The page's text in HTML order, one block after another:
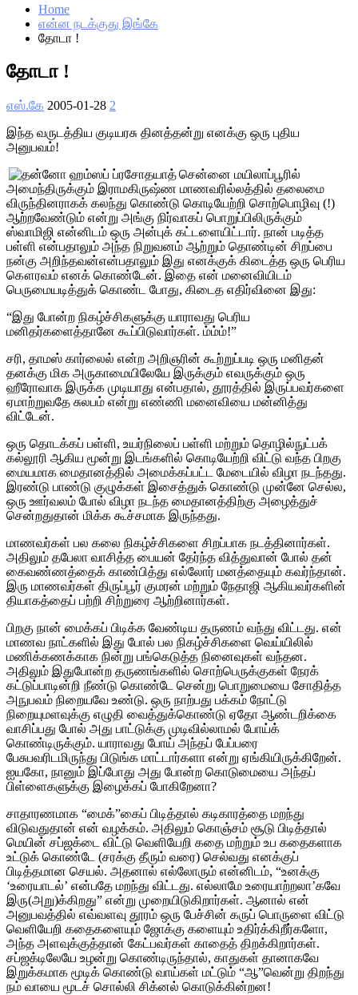
Home
என்ன நடக்குது இங்கே
தோடா !
தோடா !
எஸ்.கே 2005-01-28 2
இந்த வருடத்திய குடியரசு தினத்தன்று எனக்கு ஒரு புதிய
அனுபவம்!
சென்னை மயிலாப்பூரில்
அமைந்திருக்கும் இராமகிருஷ்ண மாணவரில்லத்தில் தலைமை
விருந்தினராகக் கலந்து கொண்டு கொடியேற்றி சொற்பொழிவு (!)
ஆற்றவேண்டும் என்று அங்கு நிர்வாகப் பொறுப்பிலிருக்கும்
ஸ்வாமிஜி என்னிடம் ஒரு அன்புக் கட்டளையிட்டார். நான் படித்த
பள்ளி என்பதாலும் அந்த நிறுவனம் ஆற்றும் தொண்டின் சிறப்பை
நன்கு அறிந்தவன்என்பதாலும் இது எனக்குக் கிடைத்த ஒரு பெரிய
கௌரவம் எனக் கொண்டேன். இதை என் மனைவியிடம்
பெருமையடித்துக் கொண்ட போது, கிடைத எதிர்வினை இது:
“இது போன்ற நிகழ்ச்சிகளுக்கு யாராவது பெரிய
மனிதர்களைத்தானே கூப்பிடுவார்கள். ம்ம்ம்!”
சரி, தாமஸ் கார்லைல் என்ற அறிஞரின் கூற்றுப்படி ஒரு மனிதன்
தனக்கு மிக அருகாமையிலேயே இருக்கும் எவருக்கும் ஒரு
ஹீரோவாக இருக்க முடியாது என்பதால், தூரத்தில் இருப்பவர்களை
ஏமாற்றுவதே சுலபம் என்று எண்ணி மனைவியை மன்னித்து
விட்டேன்.
ஒரு தொடக்கப் பள்ளி, உயர்நிலைப் பள்ளி மற்றும் தொழில்நுட்பக்
கல்லூரி ஆகிய மூன்று இடங்களில் கொடியேற்றி விட்டு வந்த பிறகு
மையமாக மைதானத்தில் அமைக்கப்பட்ட மேடையில் விழா நடந்தது.
இரண்டு பாண்டு குழுக்கள் இசைத்துக் கொண்டு முன்னே செல்ல,
ஒரு ஊர்வலம் போல் விழா நடந்த மைதானத்திற்கு அழைத்துச்
சென்றதுதான் மிக்க கூச்சமாக இருந்தது.
மாணவர்கள் பல கலை நிகழ்ச்சிகளை சிறப்பாக நடத்தினார்கள்.
அதிலும் தபேலா வாசித்த பையன் தேர்ந்த வித்துவான் போல் தன்
கைவண்ணத்தைக் காண்பித்து எல்லோர் மனத்தையும் கவர்ந்தான்.
இரு மாணவர்கள் திருப்பூர் குமரன் மற்றும் நேதாஜி ஆகியவர்களின்
தியாகத்தைப் பற்றி சிற்றுரை ஆற்றினார்கள்.
பிறகு நான் மைக்கப் பிடிக்க வேண்டிய தருணம் வந்து விட்டது. என்
மாணவ நாட்களில் இது போல் பல நிகழ்ச்சிகளை வெய்யிலில்
மணிக்கணக்காக நின்று பங்கெடுத்த நினைவுகள் வந்தன.
அதிலும் இதுபோன்ற தருணங்களில் சொற்பெருக்குகள் நேரக்
கட்டுப்பாடின்றி நீண்டு கொண்டே சென்று பொறுமையை சோதித்த
அநுபவம் நிறையவே உண்டு. ஒரு நாற்பது பக்கம் நோட்டு
நிறையுமளவுக்கு எழுதி வைத்துக்கொண்டு ஏதோ ஆண்டறிக்கை
வாசிப்பது போல் அது பாட்டுக்கு முடிவில்லாமல் போய்க்
கொண்டிருக்கும். யாராவது போய் அந்தப் பேப்பரை
பேசுபவரிடமிருந்து பிடுங்க மாட்டார்களா என்று ஏங்கியிருக்கிறேன்.
ஐயகோ, நானும் இப்போது அது போன்ற கொடுமையை அந்தப்
பிள்ளைகளுக்கு இழைக்கப் போகிறேனா?
சாதாரணமாக “மைக்”கைப் பிடித்தால் கடிகாரத்தை மறந்து
விடுவதுதான் என் வழக்கம். அதிலும் கொஞ்சம் சூடு பிடித்தால்
மெயின் சப்ஜக்டை விட்டு வெளியேறி கதை மற்றும் உப கதைகளாக
உட்டுக் கொண்டே (சரக்கு தீரும் வரை) செல்வது எனக்குப்
பிடித்தமான செயல். அதனால் எல்லோரும் என்னிடம், “உனக்கு
‘உரையாடல்’ என்பதே மறந்து விட்டது. எல்லாமே உரையாற்றலா’கவே
இரு(அறு)க்கிறது” என்று முறையிடுகிறார்கள். ஆனால் என்
அனுபவத்தில் எவ்வளவு தூரம் ஒரு பேச்சின் கருப் பொருளை விட்டு
வெளியேறி கதைகளையும் ஜோக்கு களையும் உதிர்க்கிறீர்களோ,
அந்த அளவுக்குத்தான் கேட்பவர்கள் காதைத் திறக்கிறார்கள்.
சப்ஜக்டிலேயே உழன்று கொண்டிருந்தால், காதுகள் தானாகவே
இறுக்கமாக மூடிக் கொண்டு வாய்கள் மட்டும் “ஆ”வென்று திறந்து
நம் வாயை மூடச் சொல்லி சிக்னல் கொடுக்கின்றன!